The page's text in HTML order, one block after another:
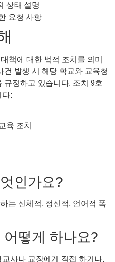
상태 설명
요청 사항
책에 대한 법적 조치를 의미
건 발생 시 해당 학교와 교육청
규정하고 있습니다. 조치 9호
다:
육 조치
인가요?
는 신체적, 정신적, 언어적 폭
떻게 하나요?
사나 교장에게 직접 하거나,